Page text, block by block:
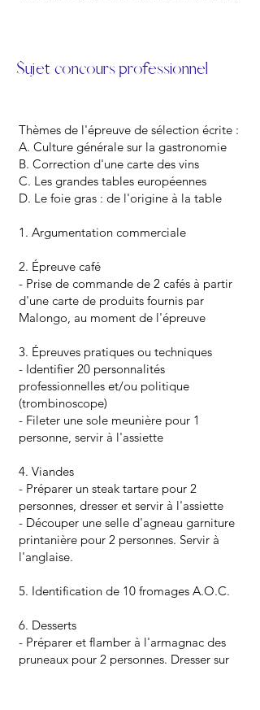
Sujet concours professionnel
Thèmes de l'épreuve de sélection écrite :
A. Culture générale sur la gastronomie
B. Correction d'une carte des vins
C. Les grandes tables européennes
D. Le foie gras : de l'origine à la table
1. Argumentation commerciale
2. Épreuve café
- Prise de commande de 2 cafés à partir
d'une carte de produits fournis par
Malongo, au moment de l'épreuve
3. Épreuves pratiques ou techniques
- Identifier 20 personnalités
professionnelles et/ou politique
(trombinoscope)
- Fileter une sole meunière pour 1
personne, servir à l'assiette
4. Viandes
- Préparer un steak tartare pour 2
personnes, dresser et servir à l'assiette
- Découper une selle d'agneau garniture
printanière pour 2 personnes. Servir à
l'anglaise.
5. Identification de 10 fromages A.O.C.
6. Desserts
- Préparer et flamber à l'armagnac des
pruneaux pour 2 personnes. Dresser sur